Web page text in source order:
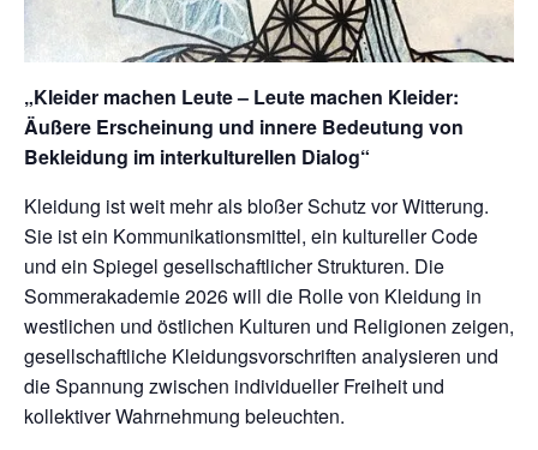
„Kleider machen Leute – Leute machen Kleider:
Äußere Erscheinung und innere Bedeutung von
Bekleidung im interkulturellen Dialog“
Kleidung ist weit mehr als bloßer Schutz vor Witterung.
Sie ist ein Kommunikationsmittel, ein kultureller Code
und ein Spiegel gesellschaftlicher Strukturen. Die
Sommerakademie 2026 will die Rolle von Kleidung in
westlichen und östlichen Kulturen und Religionen zeigen,
gesellschaftliche Kleidungsvorschriften analysieren und
die Spannung zwischen individueller Freiheit und
kollektiver Wahrnehmung beleuchten.